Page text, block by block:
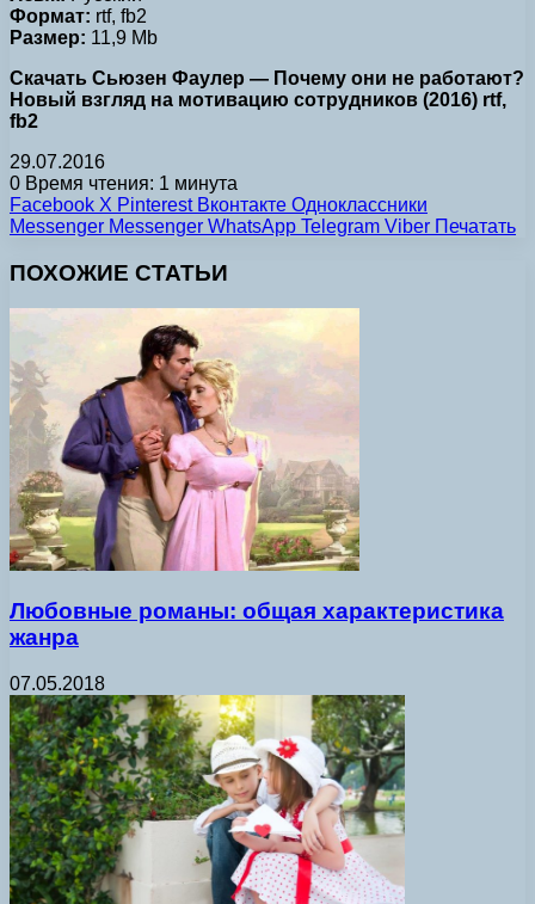
Формат: rtf, fb2
Размер: 11,9 Mb
Скачать Сьюзен Фаулер — Почему они не работают?
Новый взгляд на мотивацию сотрудников (2016) rtf,
fb2
29.07.2016
0 Время чтения: 1 минута
Facebook X Pinterest Вконтакте Одноклассники
Messenger Messenger WhatsApp Telegram Viber Печатать
ПОХОЖИЕ СТАТЬИ
Любовные романы: общая характеристика
жанра
07.05.2018